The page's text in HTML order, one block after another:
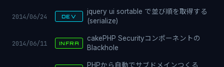
2014/06/24 DEV
jquery ui sortable で並び順を取得する
(serialize)
2014/06/11 INFRA
cakePHP Securityコンポーネントの
Blackhole
PHPから自動でサブドメインつくる